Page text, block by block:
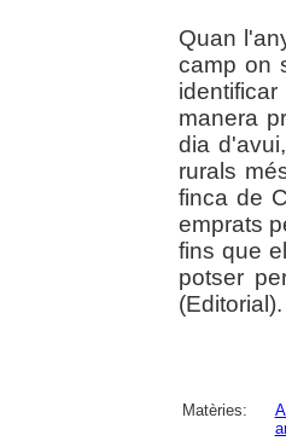
Quan
camp on
manera
dia
rurals
finca de
emprats
fins que
potser
(Editorial).
Matèries: